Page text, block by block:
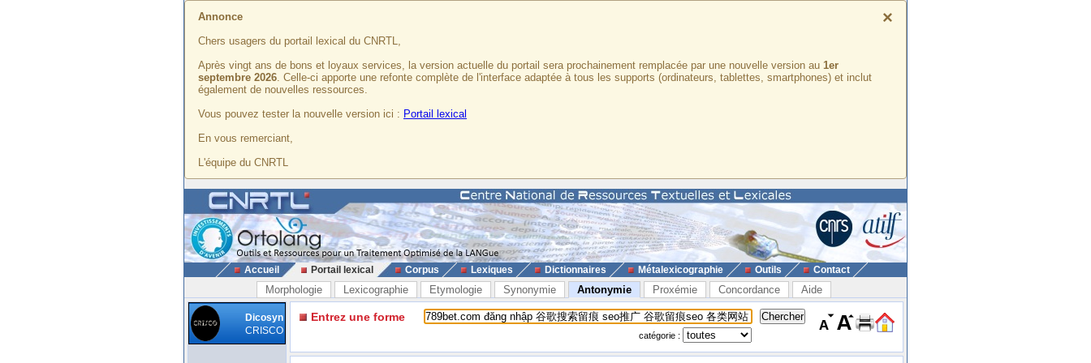
×
Annonce
Chers usagers du portail lexical du CNRTL,
Après vingt ans de bons et loyaux services, la version actuelle du portail sera prochainement remplacée par une nouvelle version au 1er
septembre 2026. Celle-ci apporte une refonte complète de l'interface adaptée à tous les supports (ordinateurs, tablettes, smartphones) et inclut
également de nouvelles ressources.
Vous pouvez tester la nouvelle version ici : Portail lexical
En vous remerciant,
L'équipe du CNRTL
Accueil Portail lexical Corpus Lexiques Dictionnaires Métalexicographie Outils Contact
Morphologie Lexicographie Etymologie Synonymie Antonymie Proxémie Concordance Aide
Dicosyn
CRISCO
Entrez une forme
catégorie :